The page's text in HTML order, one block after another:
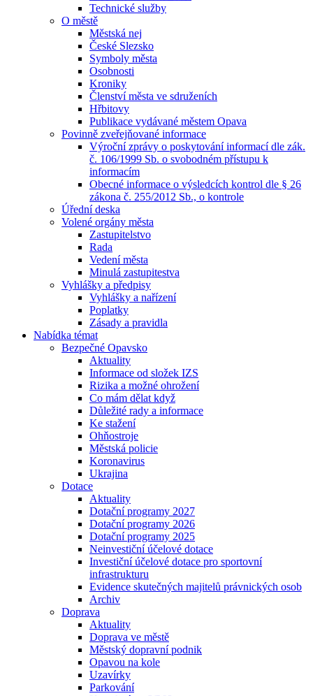
Technické služby
O městě
Městská nej
České Slezsko
Symboly města
Osobnosti
Kroniky
Členství města ve sdruženích
Hřbitovy
Publikace vydávané městem Opava
Povinně zveřejňované informace
Výroční zprávy o poskytování informací dle zák.
č. 106/1999 Sb. o svobodném přístupu k
informacím
Obecné informace o výsledcích kontrol dle § 26
zákona č. 255/2012 Sb., o kontrole
Úřední deska
Volené orgány města
Zastupitelstvo
Rada
Vedení města
Minulá zastupitestva
Vyhlášky a předpisy
Vyhlášky a nařízení
Poplatky
Zásady a pravidla
Nabídka témat
Bezpečné Opavsko
Aktuality
Informace od složek IZS
Rizika a možné ohrožení
Co mám dělat když
Důležité rady a informace
Ke stažení
Ohňostroje
Městská policie
Koronavirus
Ukrajina
Dotace
Aktuality
Dotační programy 2027
Dotační programy 2026
Dotační programy 2025
Neinvestiční účelové dotace
Investiční účelové dotace pro sportovní
infrastrukturu
Evidence skutečných majitelů právnických osob
Archiv
Doprava
Aktuality
Doprava ve městě
Městský dopravní podnik
Opavou na kole
Uzavírky
Parkování